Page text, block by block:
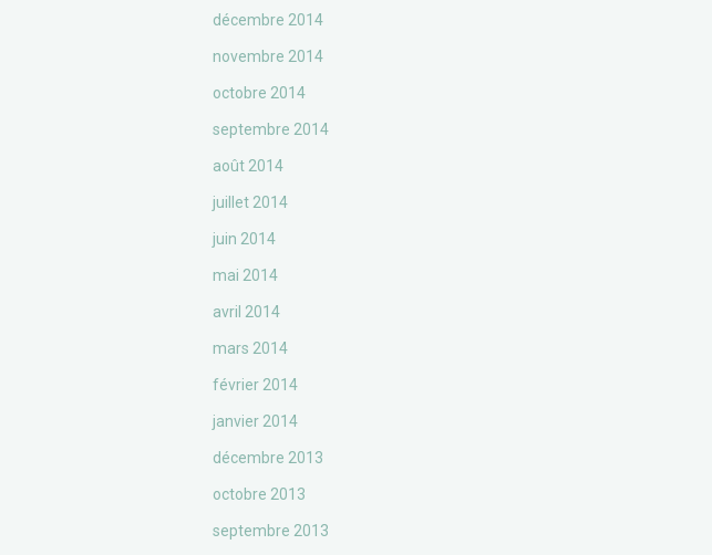
décembre 2014
novembre 2014
octobre 2014
septembre 2014
août 2014
juillet 2014
juin 2014
mai 2014
avril 2014
mars 2014
février 2014
janvier 2014
décembre 2013
octobre 2013
septembre 2013